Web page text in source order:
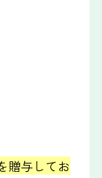
贈与してお